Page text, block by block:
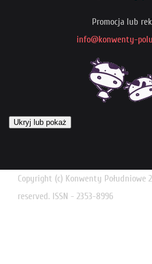
Promocja lub
info@konwenty-
Ukryj lub pokaż
Copyright (c) Konwenty Południowe
reserved. ISSN - 2353-8996